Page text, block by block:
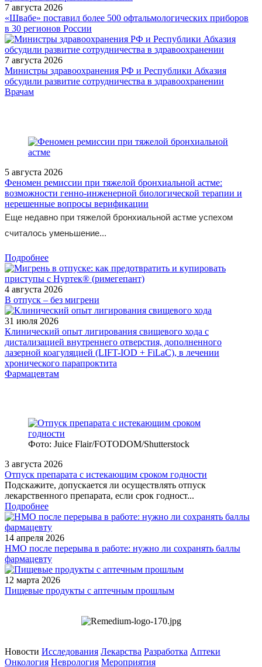
7 августа 2026
«Швабе» поставил более 500 офтальмологических приборов
в 30 регионов России
7 августа 2026
Министры здравоохранения РФ и Республики Абхазия
обсудили развитие сотрудничества в здравоохранении
/doctor/pediatrics/
Врачам
5 августа 2026
Феномен ремиссии при тяжелой бронхиальной астме:
возможности генно-инженерной биологической терапии и
нерешенные вопросы верификации
Еще недавно при тяжелой бронхиальной астме успехом
считалось уменьшение...
Подробнее
4 августа 2026
В отпуск – без мигрени
31 июля 2026
Клинический опыт лигирования свищевого хода с
дистализацией внутреннего отверстия, дополненного
лазерной коагуляцией (LIFT-IOD + FiLaC), в лечении
хронического парапроктита
Фармацевтам
Фото: Juice Flair/FOTODOM/Shutterstoсk
3 августа 2026
Отпуск препарата с истекающим сроком годности
Подскажите, допускается ли осуществлять отпуск
лекарственного препарата, если срок годност...
Подробнее
14 апреля 2026
НМО после перерыва в работе: нужно ли сохранять баллы
фармацевту
12 марта 2026
Пищевые продукты с аптечным прошлым
Новости Исследования Лекарства Разработка Аптеки
Онкология Неврология Мероприятия